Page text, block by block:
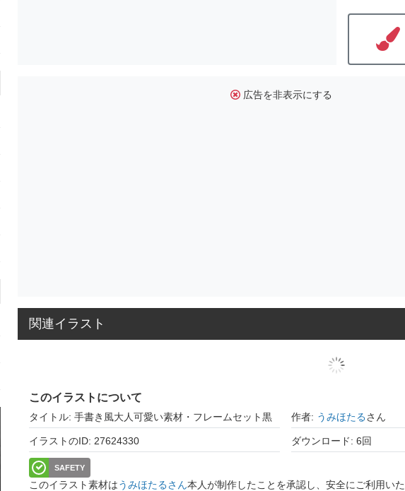
広告を非表示にする
関連イラスト
このイラストについて
タイトル: 手書き風大人可愛い素材・フレームセット黒 作者: うみほたるさん
イラストのID: 27624330 ダウンロード: 6回
SAFETY
このイラスト素材はうみほたるさん本人が制作したことを承認し、安全にご利用いた